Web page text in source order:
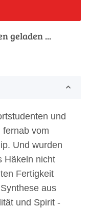
geladen ...
und
fernab vom
Und wurden
Häkeln nicht
Fertigkeit
aus
und Spirit -